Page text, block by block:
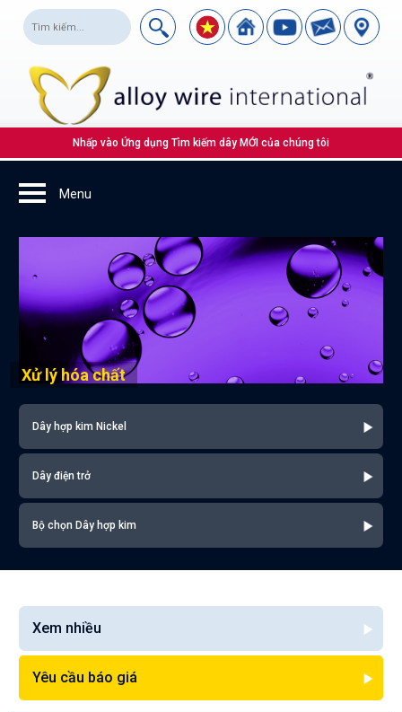
Nhấp vào Ứng dụng Tìm kiếm dây MỚI của chúng tôi
Xử lý hóa chất
Dây hợp kim Nickel
Dây điện trở
Bộ chọn Dây hợp kim
Xem nhiều
Yêu cầu báo giá